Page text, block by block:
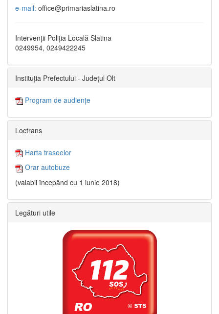
e-mail: office@primariaslatina.ro
Intervenții Poliția Locală Slatina
0249954, 0249422245
Instituția Prefectului - Județul Olt
Program de audiențe
Loctrans
Harta traseelor
Orar autobuze
(valabil începând cu 1 iunie 2018)
Legături utile